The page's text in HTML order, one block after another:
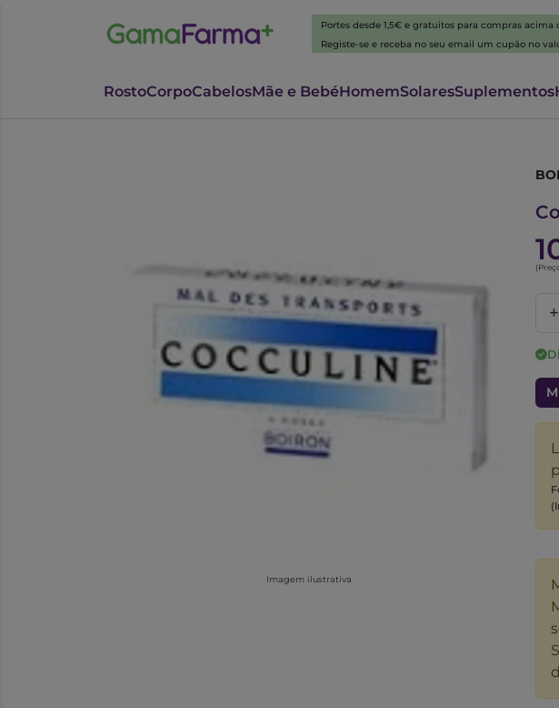
Portes desde 1,5€ e gratuitos para compras acima
Registe-se e receba no seu email um cupão no
RostoCorpoCabelosMãe e BebéHomemSolaresSuplementos
Imagem ilustrativa